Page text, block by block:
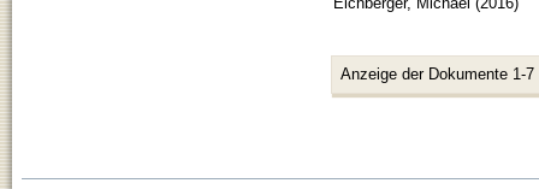
Anzeige der Dokumente 1-7